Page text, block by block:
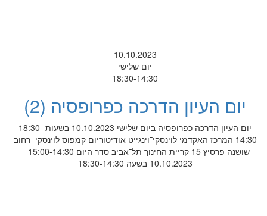
10.10.2023
יום שלישי
18:30-14:30
יום העיון הדרכה כפרופסיה (2)
יום העיון הדרכה כפרופסיה ביום שלישי 10.10.2023 בשעות 18:30-
14:30 המרכז האקדמי לוינסקי־וינגייט אודיטוריום קמפוס לוינסקי רחוב
שושנה פרסיץ 15 קריית החינוך תל־אביב סדר היום 15:00-14:30
10.10.2023 בשעה 18:30-14:30